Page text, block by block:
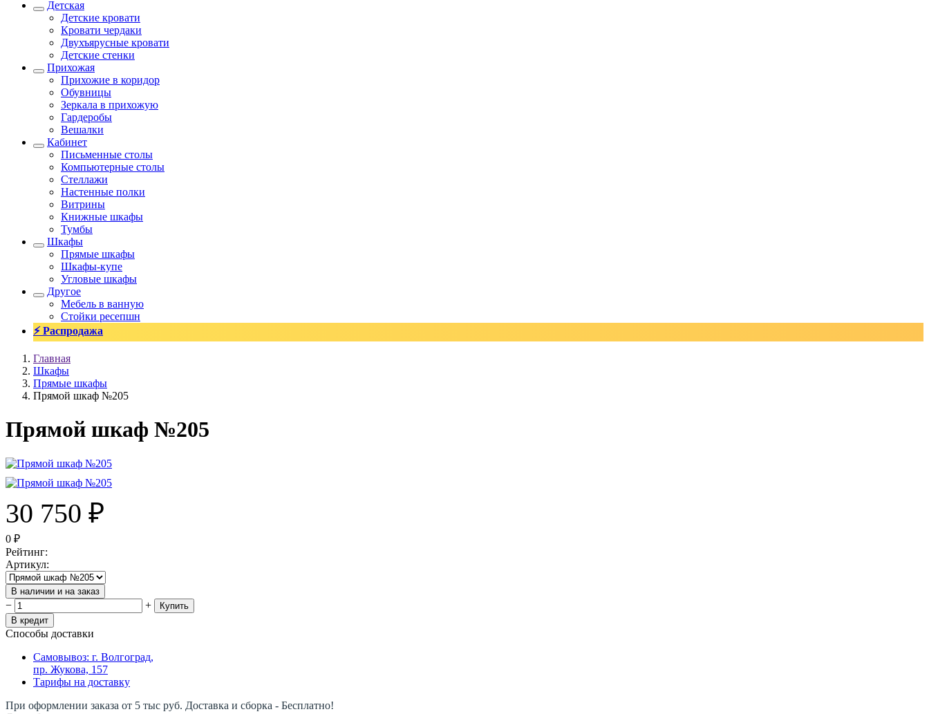
Детская
Детские кровати
Кровати чердаки
Двухъярусные кровати
Детские стенки
Прихожая
Прихожие в коридор
Обувницы
Зеркала в прихожую
Гардеробы
Вешалки
Кабинет
Письменные столы
Компьютерные столы
Стеллажи
Настенные полки
Витрины
Книжные шкафы
Тумбы
Шкафы
Прямые шкафы
Шкафы-купе
Угловые шкафы
Другое
Мебель в ванную
Стойки ресепшн
⚡ Распродажа
Главная
Шкафы
Прямые шкафы
Прямой шкаф №205
Прямой шкаф №205
30 750 ₽
0 ₽
Рейтинг:
Артикул:
В наличии и на заказ
− +
Купить
В кредит
Способы доставки
Самовывоз: г. Волгоград,
пр. Жукова, 157
Тарифы на доставку
При оформлении заказа от 5 тыс руб. Доставка и сборка - Бесплатно!